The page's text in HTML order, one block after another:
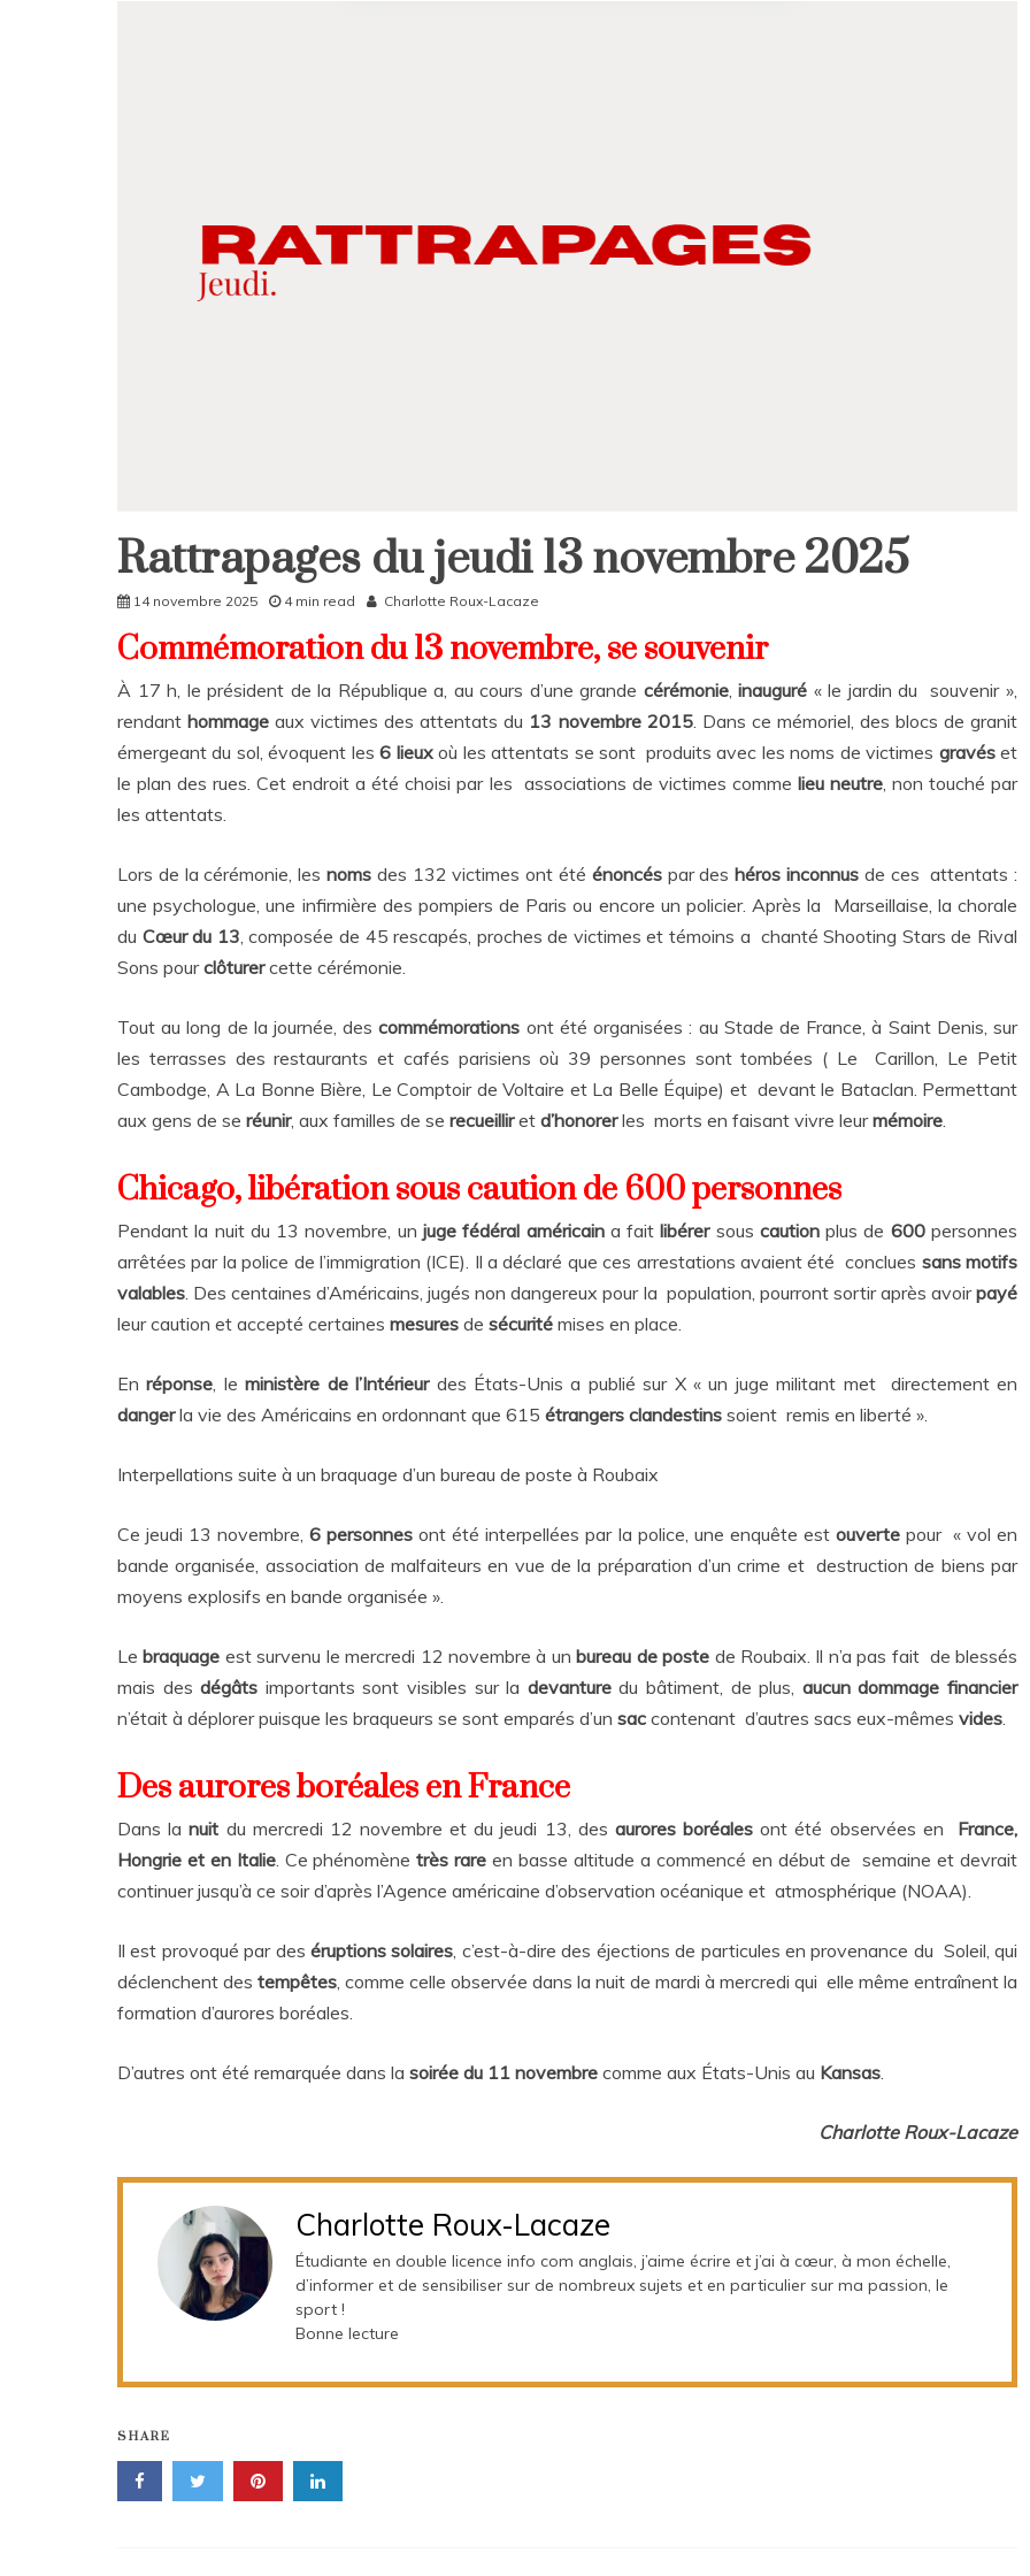
Rattrapages
Rattrapages du jeudi 13 novembre 2025
14 novembre 2025 4 min read Charlotte Roux-Lacaze
Commémoration du 13 novembre, se souvenir
À 17 h, le président de la République a, au cours d’une grande cérémonie,inauguré « le jardin du souvenir »,
rendanthommageaux victimes des attentats du 13 novembre 2015. Dans ce mémoriel, des blocs de granit
émergeant du sol, évoquent les6 lieuxoù les attentats se sont produits avec les noms de victimes gravéset
le plan des rues. Cet endroit a été choisi par les associations de victimes comme lieu neutre, non touché par
les attentats.
Lors de la cérémonie, les noms des 132 victimes ont été énoncés par deshéros inconnus de ces attentats :
une psychologue, une infirmière des pompiers de Paris ou encore un policier. Après la Marseillaise, la chorale
du Cœur du 13 , composée de 45 rescapés, proches de victimes et témoins a chanté Shooting Stars de Rival
Sons pourclôturercette cérémonie.
Tout au long de la journée, descommémorations ont été organisées : au Stade de France, à Saint Denis, sur
les terrasses des restaurants et cafés parisiens où 39 personnes sont tombées ( Le Carillon, Le Petit
Cambodge, A La Bonne Bière, Le Comptoir de Voltaire et La Belle Équipe) et devant le Bataclan. Permettant
aux gens de se réunir, aux familles de se recueilliret d’honorerles morts en faisant vivre leurmémoire
Chicago, libération sous caution de 600 personnes
Pendant la nuit du 13 novembre, un juge fédéral américain a faitlibérer sous cautionplus de 600personnes
arrêtées par la police de l’immigration (ICE). Il a déclaré que ces arrestations avaient été conclues sans motifs
valables . Des centaines d’Américains, jugés non dangereux pour la population, pourront sortir après avoirpayé
leur caution et accepté certaines mesures de sécurité mises en place.
Enréponse , leministère de l’Intérieur des États-Unis a publié sur X « un juge militant met directement en
dangerla vie des Américains en ordonnant que 615 étrangers clandestins soient remis en liberté ».
Interpellations suite à un braquage d’un bureau de poste à Roubaix
Ce jeudi 13 novembre,6 personnesont été interpellées par la police, une enquête est ouverte pour « vol en
bande organisée, association de malfaiteurs en vue de la préparation d’un crime et destruction de biens par
moyens explosifs en bande organisée ».
Lebraquage est survenu le mercredi 12 novembre à unbureau de poste de Roubaix. Il n’a pas fait de blessés
mais desdégâts importants sont visibles sur la devanturedu bâtiment, de plus, aucun dommage financier
n’était à déplorer puisque les braqueurs se sont emparés d’un sac contenant d’autres sacs eux-mêmes vides
Des aurores boréales en France
Dans lanuit du mercredi 12 novembre et du jeudi 13, des aurores boréalesont été observées en France,
Hongrie et en Italie. Ce phénomènetrès rareen basse altitude a commencé en début de semaine et devrait
continuer jusqu’à ce soir d’après l’Agence américaine d’observation océanique et atmosphérique (NOAA).
Il est provoqué par deséruptions solaires , c’est-à-dire des éjections de particules en provenance du Soleil, qui
déclenchent des tempêtes , comme celle observée dans la nuit de mardi à mercredi qui elle même entraînent la
formation d’aurores boréales.
D’autres ont été remarquée dans la soirée du 11 novembre comme aux États-Unis au Kansas
Charlotte Roux-Lacaze
Charlotte Roux-Lacaze
Étudiante en double licence info com anglais, j’aime écrire et j’ai à cœur, à mon échelle,
d’informer et de sensibiliser sur de nombreux sujets et en particulier sur ma passion, le
sport !
Bonne lecture
SHARE